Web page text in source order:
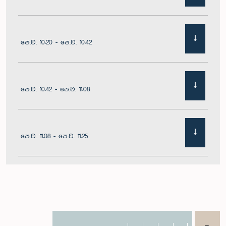
පෙ.ව. 10:20 - පෙ.ව. 10:42
පෙ.ව. 10:42 - පෙ.ව. 11:08
පෙ.ව. 11:08 - පෙ.ව. 11:25